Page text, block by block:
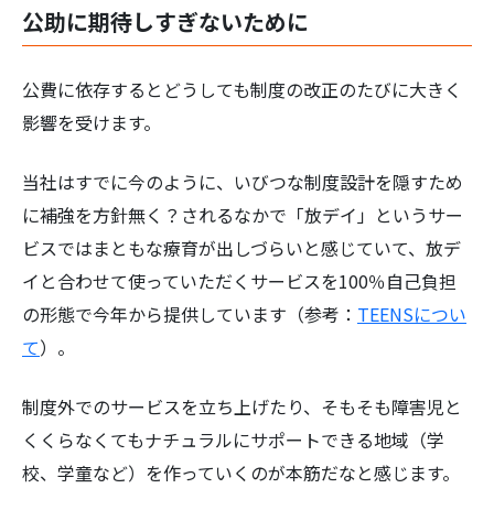
公助に期待しすぎないために
公費に依存するとどうしても制度の改正のたびに大きく
影響を受けます。
当社はすでに今のように、いびつな制度設計を隠すため
に補強を方針無く？されるなかで「放デイ」というサー
ビスではまともな療育が出しづらいと感じていて、放デ
イと合わせて使っていただくサービスを100％自己負担
の形態で今年から提供しています（参考： TEENSについ
て）。
制度外でのサービスを立ち上げたり、そもそも障害児と
くくらなくてもナチュラルにサポートできる地域（学
校、学童など）を作っていくのが本筋だなと感じます。